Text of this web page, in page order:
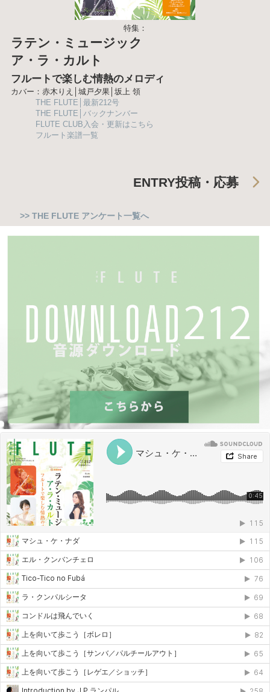
特集：
ラテン・ミュージック
ア・ラ・カルト
フルートで楽しむ情熱のメロディ
カバー：赤木りえ│城戸夕果│坂上 領
THE FLUTE│最新212号
THE FLUTE│バックナンバー
FLUTE CLUB入会・更新はこちら
フルート楽譜一覧
ENTRY投稿・応募
>> THE FLUTE アンケート一覧へ